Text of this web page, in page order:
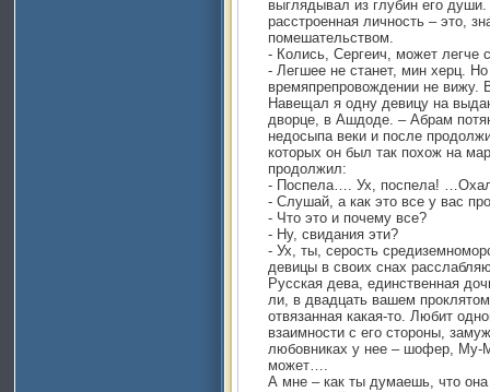
выглядывал из глубин его
расстроенная личность – это,
помешательством.
- Колись, Сергеич, может легче
- Легшее не станет, мин херц.
времяпрепровождении не вижу.
Навещал я одну девицу на
дворце, в Ашдоде. – Абрам
недосыпа веки и после
которых он был так похож на
продолжил:
- Поспела…. Ух, поспела!
- Слушай, а как это все у вас
- Что это и почему все?
- Ну, свидания эти?
- Ух, ты, серость
девицы в своих снах
Русская дева, единственная
ли, в двадцать вашем
отвязанная какая-то. Любит
взаимности с его стороны,
любовниках у нее – шофер, Му-
может….
А мне – как ты думаешь, что